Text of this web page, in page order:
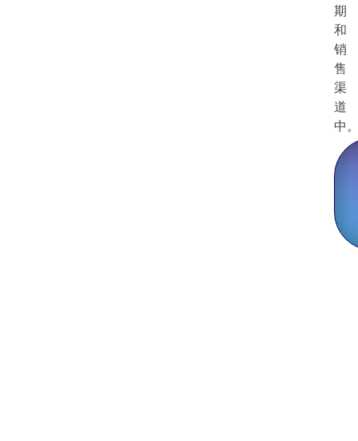
期
和
销
售
渠
道
中